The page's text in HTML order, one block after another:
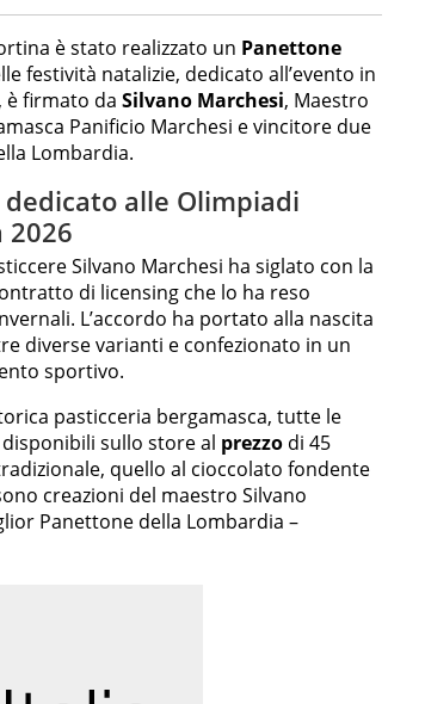
anni si occupa di informazione sul web,
motori, spettacolo e videogame.
è stato realizzato un Panettone
festività natalizie, dedicato all’evento in
è firmato da Silvano Marchesi, Maestro
Panificio Marchesi e vincitore due
Lombardia.
alle Olimpiadi
2026
Silvano Marchesi ha siglato con la
di licensing che lo ha reso
L’accordo ha portato alla nascita
diverse varianti e confezionato in un
sportivo.
pasticceria bergamasca, tutte le
sullo store al prezzo di 45
quello al cioccolato fondente
creazioni del maestro Silvano
Panettone della Lombardia –